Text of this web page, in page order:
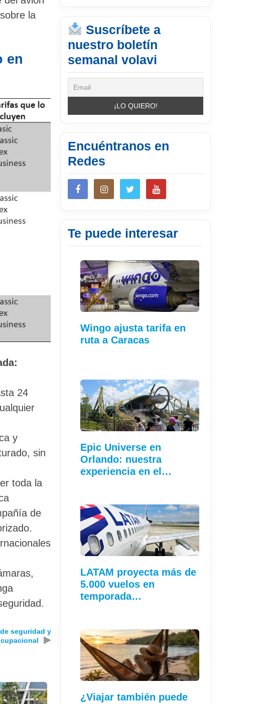
la
en
24
y
sin
toda la
de
seguridad y
▶
Suscríbete a
nuestro boletín
semanal volavi
Encuéntranos en
Redes
Te puede interesar
Wingo ajusta tarifa en
ruta a Caracas
Epic Universe en
Orlando: nuestra
experiencia en el…
LATAM proyecta más de
5.000 vuelos en
temporada…
¿Viajar también puede